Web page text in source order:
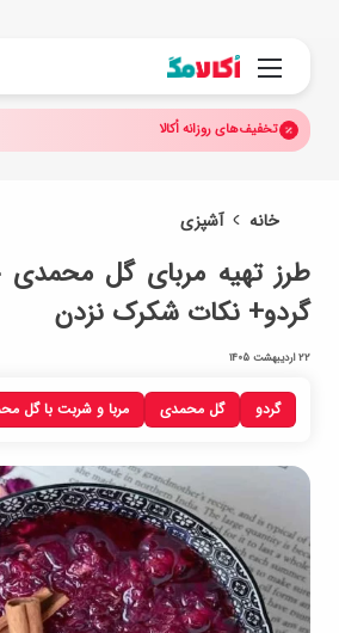
منو
تخفیف‌های روزانه اُکالا
خانه آشپزی
گردو گل محمدی مربا و شربت با گل
طرز تهیه مربای گل
گردو+ نکات شکرک نزدن
22 اردیبهشت 1405